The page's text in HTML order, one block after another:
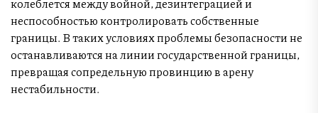
неспособностью контролировать собственные
границы. В таких условиях проблемы безопасности не
останавливаются на линии государственной границы,
превращая сопредельную провинцию в арену
нестабильности.